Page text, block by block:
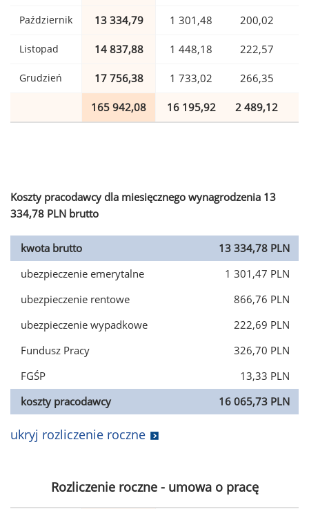
Październik 13 334,79 1 301,48 200,02
Listopad 14 837,88 1 448,18 222,57
Grudzień 17 756,38 1 733,02 266,35
165 942,08 16 195,92 2 489,12
Koszty pracodawcy dla miesięcznego wynagrodzenia 13
334,78 PLN brutto
kwota brutto
13 334,78 PLN
ubezpieczenie emerytalne
1 301,47 PLN
ubezpieczenie rentowe
866,76 PLN
ubezpieczenie wypadkowe
222,69 PLN
Fundusz Pracy
326,70 PLN
FGŚP
13,33 PLN
koszty pracodawcy
16 065,73 PLN
ukryj rozliczenie roczne
Rozliczenie roczne - umowa o pracę